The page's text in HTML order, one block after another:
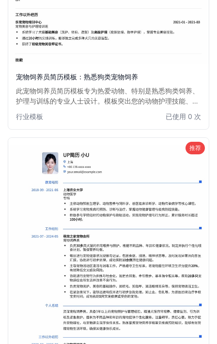
宠物饲养员简历模板：熟悉狗类宠物饲养
此宠物饲养员简历模板专为热爱动物、特别是熟悉狗类饲养、
护理与训练的专业人士设计。模板突出您的动物护理技能、责
动物医院、宠物寄养中心等职位。
行业模板 已使用 0 次
推荐